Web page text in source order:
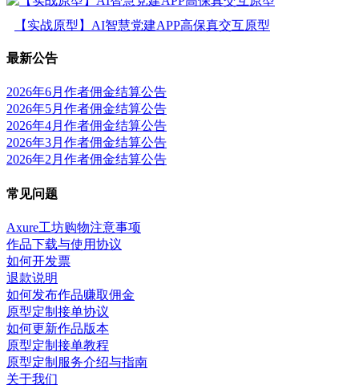
【实战原型】AI智慧党建APP高保真交互原型
最新公告
2026年6月作者佣金结算公告
2026年5月作者佣金结算公告
2026年4月作者佣金结算公告
2026年3月作者佣金结算公告
2026年2月作者佣金结算公告
常见问题
Axure工坊购物注意事项
作品下载与使用协议
如何开发票
退款说明
如何发布作品赚取佣金
原型定制接单协议
如何更新作品版本
原型定制接单教程
原型定制服务介绍与指南
关于我们